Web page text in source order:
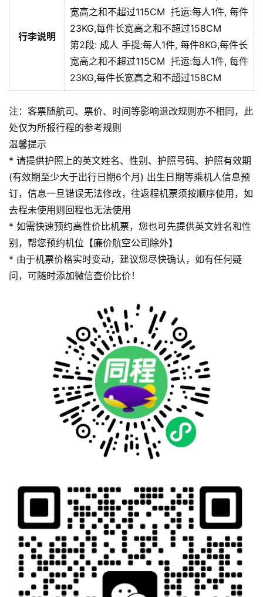
行李说明
宽高之和不超过115CM 托运:每人1件, 每件
23KG,每件长宽高之和不超过158CM
第2段: 成人 手提:每人1件, 每件8KG,每件长
宽高之和不超过115CM 托运:每人1件, 每件
23KG,每件长宽高之和不超过158CM
注：客票随航司、票价、时间等影响退改规则亦不相同，此
处仅为所报行程的参考规则
温馨提示
* 请提供护照上的英文姓名、性别、护照号码、护照有效期
(有效期至少大于出行日期6个月) 出生日期等乘机人信息预
订，信息一旦错误无法修改，往返程机票须按顺序使用，如
去程未使用则回程也无法使用
* 如需快速预约高性价比机票，您也可先提供英文姓名和性
别，帮您预约机位【廉价航空公司除外】
* 由于机票价格实时变动，建议您尽快确认，如有任何疑
问，可随时添加微信查价比价！